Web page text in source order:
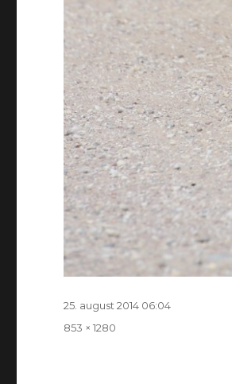
Postitatud
25. august 2014 06:04
Täissuurus
853 × 1280